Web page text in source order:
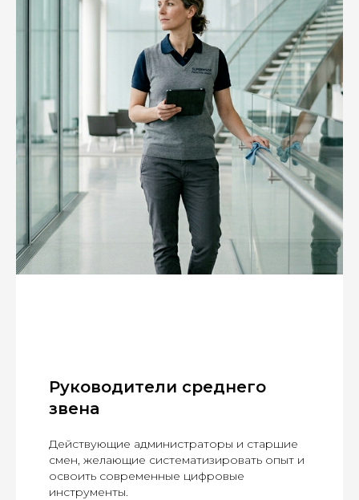
Руководители среднего
звена
Действующие администраторы и старшие
смен, желающие систематизировать опыт и
освоить современные цифровые
инструменты.